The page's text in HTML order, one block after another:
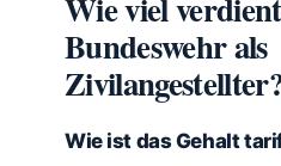
Bundeswehr als
Wie ist das Gehalt